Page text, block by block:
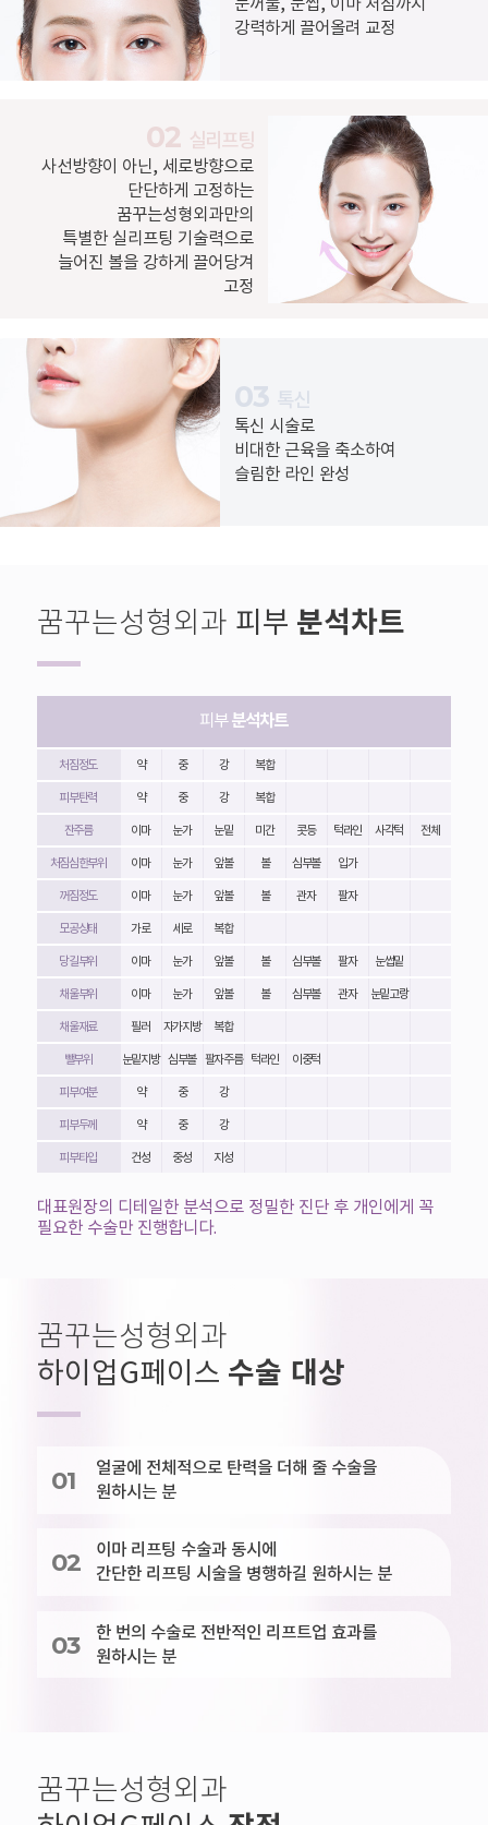
눈꺼풀, 눈썹, 이마 처짐까지
강력하게 끌어올려 교정
02 실리프팅
사선방향이 아닌, 세로방향으로
단단하게 고정하는
꿈꾸는성형외과만의
특별한 실리프팅 기술력으로
늘어진 볼을 강하게 끌어당겨
고정
03 톡신
톡신 시술로
비대한 근육을 축소하여
슬림한 라인 완성
꿈꾸는성형외과 피부 분석차트
피부분석차트
처짐정도 약 중 강 복합
피부탄력 약 중 강 복합
잔주름 이마 눈가 눈밑 미간 콧등 턱라인 사각턱 전체
처짐심한부위 이마 눈가 앞볼 볼 심부볼 입가
꺼짐정도 이마 눈가 앞볼 볼 관자 팔자
모공상태 가로 세로 복합
당길부위 이마 눈가 앞볼 볼 심부볼 팔자 눈썹밑
채울부위 이마 눈가 앞볼 볼 심부볼 관자 눈밑고랑
채울재료 필러 자가지방 복합
뺄부위 눈밑지방 심부볼 팔자주름 턱라인 이중턱
피부여분 약 중 강
피부두께 약 중 강
피부타입 건성 중성 지성
대표원장의 디테일한 분석으로 정밀한 진단 후 개인에게 꼭
필요한 수술만 진행합니다.
꿈꾸는성형외과
하이업G페이스 수술 대상
01
얼굴에 전체적으로 탄력을 더해 줄 수술을
원하시는 분
02
이마 리프팅 수술과 동시에
간단한 리프팅 시술을 병행하길 원하시는 분
03
한 번의 수술로 전반적인 리프트업 효과를
원하시는 분
꿈꾸는성형외과